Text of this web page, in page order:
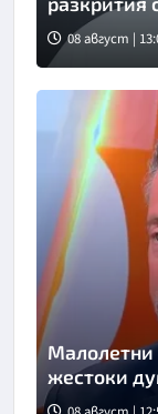
08 август |
Малолетни
жестоки